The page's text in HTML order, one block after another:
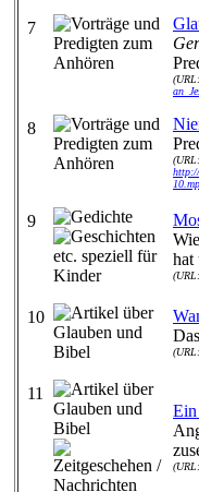
7
(URL:
8
(URL:
9
hat
(URL:
10
(URL:
11
Ein
(URL: